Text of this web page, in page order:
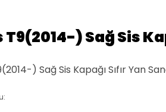
T9(2014-) Sağ Sis
) Sağ Sis Kapağı Sıfır Yan